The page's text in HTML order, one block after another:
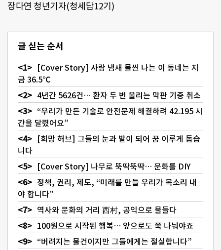
장다연 청년기자(청세담12기)
글 싣는 순서
[Cover Story] 사람 냄새 물씬 나는 이 동네는 지
금 36.5℃
4년간 5626건… 환자 두 번 울리는 막판 기증 취소
“우리가 만든 기술로 안전문제 해결하려 42.195 시
간을 달렸어요”
[희망 허브] 그들의 눈과 발이 되어 꿈 이루게 돕습
니다
[Cover Story] 나무로 뚝딱뚝딱… 문화를 DIY
정책, 권리, 제도, “미래를 만들 우리가 목소리 내
야 합니다”
역사와 문화의 거리 西村, 공익으로 물들다
100원으로 시작된 행복… 앞으로도 쭉 나눠야죠
“버려지는 물건이지만 그들에게는 절실합니다”